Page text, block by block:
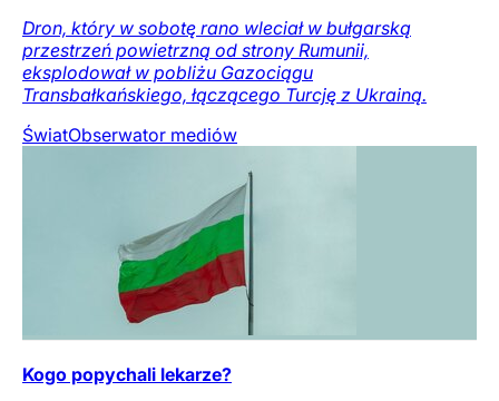
Dron, który w sobotę rano wleciał w bułgarską
przestrzeń powietrzną od strony Rumunii,
eksplodował w pobliżu Gazociągu
Transbałkańskiego, łączącego Turcję z Ukrainą.
ŚwiatObserwator mediów
Kogo popychali lekarze?